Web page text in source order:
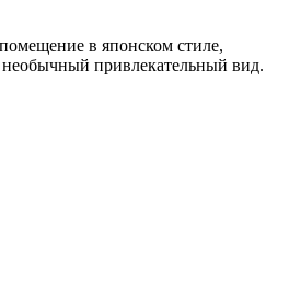
в японском стиле,
необычный привлекательный вид.